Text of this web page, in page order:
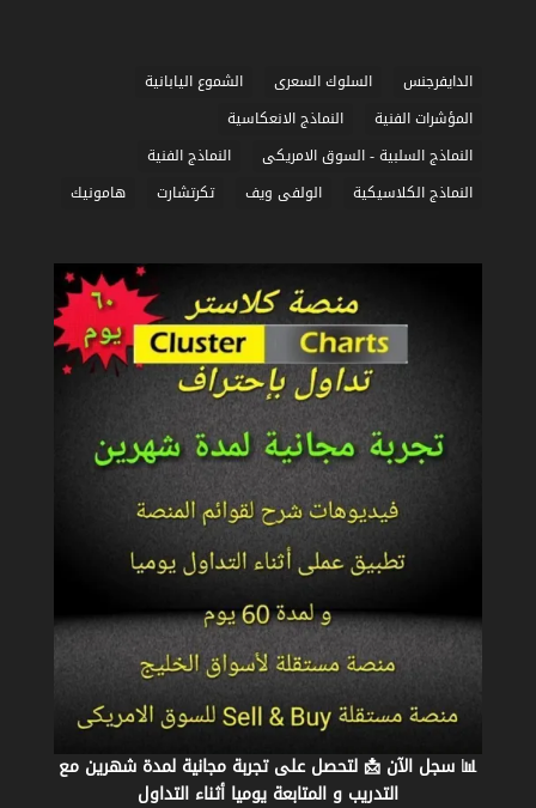
في
التداول
|
شرح
مبسط
الدايفرجنس السلوك السعرى
الشموع اليابانية
المؤشرات الفنية
النماذج الانعكاسية
النماذج السلبية - السوق الامريكى
النماذج الفنية
النماذج الكلاسيكية
الولفى ويف تكرتشارت هامونيك
📊 سجل الآن 📩 لتحصل على تجربة مجانية لمدة شهرين مع
التدريب و المتابعة يوميا أثناء التداول